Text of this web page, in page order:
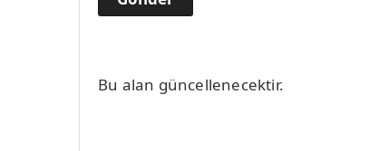
Bu alan güncellenecektir.